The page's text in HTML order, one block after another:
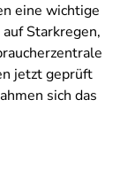
eine wichtige
Starkregen,
jetzt geprüft
sich das